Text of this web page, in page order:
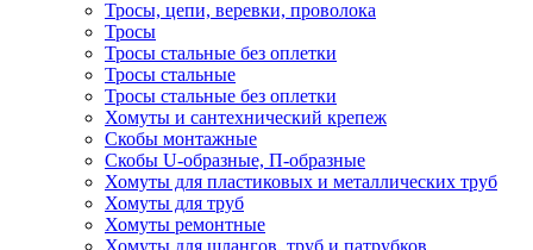
Тросы, цепи, веревки, проволока
Тросы
Тросы стальные без оплетки
Тросы стальные
Тросы стальные без оплетки
Хомуты и сантехнический крепеж
Скобы монтажные
Скобы U-образные, П-образные
Хомуты для пластиковых и металлических труб
Хомуты для труб
Хомуты ремонтные
Хомуты для шлангов, труб и патрубков